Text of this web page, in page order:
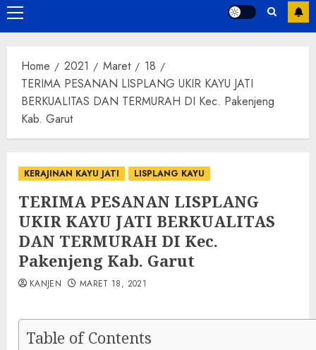
Home 2021 Maret
18
TERIMA PESANAN LISPLANG UKIR KAYU JATI
BERKUALITAS DAN TERMURAH DI Kec. Pakenjeng
Kab. Garut
KERAJINAN KAYU JATI LISPLANG KAYU
TERIMA PESANAN LISPLANG
UKIR KAYU JATI BERKUALITAS
DAN TERMURAH DI Kec.
Pakenjeng Kab. Garut
KANJEN MARET 18, 2021
Table of Contents